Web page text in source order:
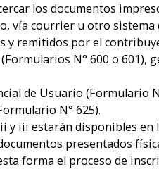
los documentos
vía courrier u otro sistema
y remitidos por el
N° 600 o 601),
de Usuario (Formulario
N° 625).
y iii estarán disponibles
presentados
forma el proceso de